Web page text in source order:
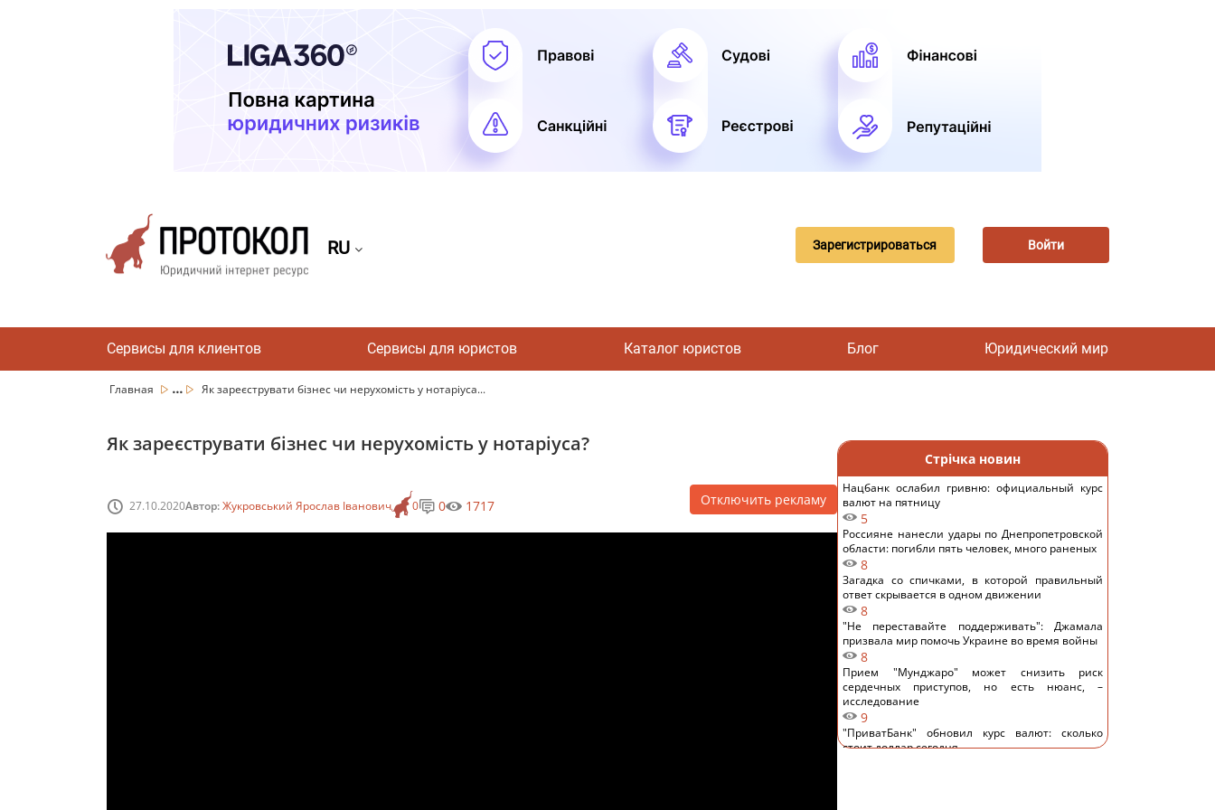
RU Зарегистрироваться Войти
Сервисы для клиентов Сервисы для юристов Каталог юристов Блог Юридический мир
Главная ... Як зареєструвати бізнес чи нерухомість у нотаріуса...
Як зареєструвати бізнес чи нерухомість у нотаріуса?
27.10.2020Автор:Жукровський Ярослав Іванович 0 0 1717 Отключить рекламу
Стрічка новин
Нацбанк ослабил гривню: официальный курс
валют на пятницу
5
Россияне нанесли удары по Днепропетровской
области: погибли пять человек, много раненых
8
Загадка со спичками, в которой правильный
ответ скрывается в одном движении
8
"Не переставайте поддерживать": Джамала
призвала мир помочь Украине во время войны
8
Прием "Мунджаро" может снизить риск
сердечных приступов, но есть нюанс, –
исследование
9
"ПриватБанк" обновил курс валют: сколько
стоит доллар сегодня